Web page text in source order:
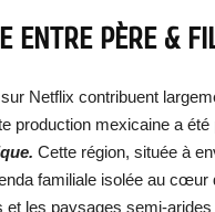
ENTRE PÈRE &
sur Netflix contribuent
production mexicaine a été
Cette région, située à
familiale isolée au cœur
les paysages semi-